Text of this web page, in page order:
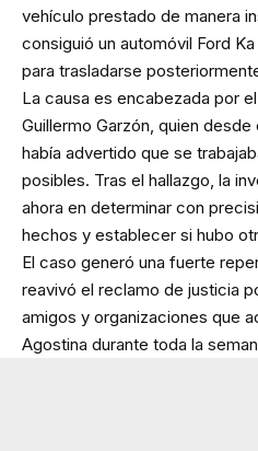
vehículo prestado de manera
consiguió un automóvil Ford
para trasladarse
La causa es encabezada por
Guillermo Garzón, quien
había advertido que se
posibles. Tras el hallazgo, la
ahora en determinar con
hechos y establecer si hubo
El caso generó una fuerte
reavivó el reclamo de justicia
amigos y organizaciones que
Agostina durante toda la